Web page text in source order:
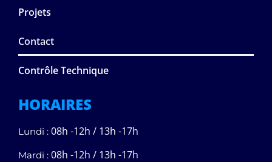
Projets
Contact
Contrôle Technique
HORAIRES
Lundi : 08h -12h / 13h -17h
Mardi : 08h -12h / 13h -17h